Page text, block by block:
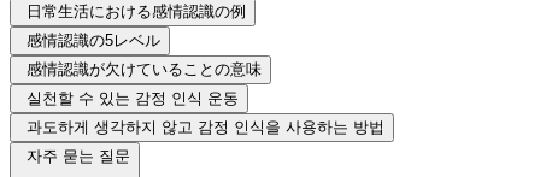
日常生活における感情認識の例
感情認識の5レベル
感情認識が欠けていることの意味
실천할 수 있는 감정 인식 운동
과도하게 생각하지 않고 감정 인식을 사용하는 방법
자주 묻는 질문